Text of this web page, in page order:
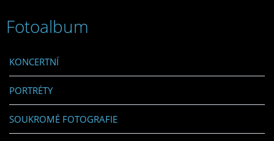
Fotoalbum
KONCERTNÍ
PORTRÉTY
SOUKROMÉ FOTOGRAFIE